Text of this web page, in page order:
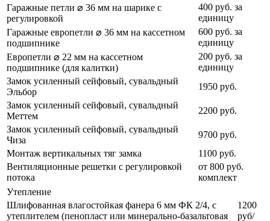
Гаражные петли ⌀ 36 мм на шарике с
регулировкой
400 руб. за
единицу
Гаражные европетли ⌀ 36 мм на кассетном
подшипнике
600 руб. за
единицу
Европетли ⌀ 22 мм на кассетном
подшипнике (для калитки)
200 руб. за
единицу
Замок усиленный сейфовый, сувальдный
Эльбор
1950 руб.
Замок усиленный сейфовый, сувальдный
Меттем
2200 руб.
Замок усиленный сейфовый, сувальдный
Чиза
9700 руб.
Монтаж вертикальных тяг замка
1100 руб.
Вентиляционные решетки с регулировкой
потока
от 800 руб.
комплект
Утепление
Шлифованная влагостойкая фанера 6 мм ФК 2/4, с
утеплителем (пенопласт или минерально-базальтовая
1200
руб/